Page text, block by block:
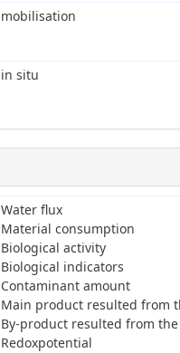
mobilisation
in situ
Water flux
Material consumption
Biological activity
Biological indicators
Contaminant amount
Main product resulted from
By-product resulted from
Redoxpotential